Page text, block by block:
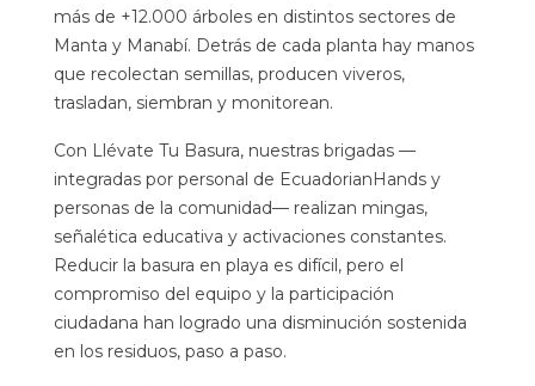
más de +12.000 árboles en distintos sectores de
Manta y Manabí. Detrás de cada planta hay manos
que recolectan semillas, producen viveros,
trasladan, siembran y monitorean.
Con Llévate Tu Basura, nuestras brigadas —
integradas por personal de EcuadorianHands y
personas de la comunidad— realizan mingas,
señalética educativa y activaciones constantes.
Reducir la basura en playa es difícil, pero el
compromiso del equipo y la participación
ciudadana han logrado una disminución sostenida
en los residuos, paso a paso.